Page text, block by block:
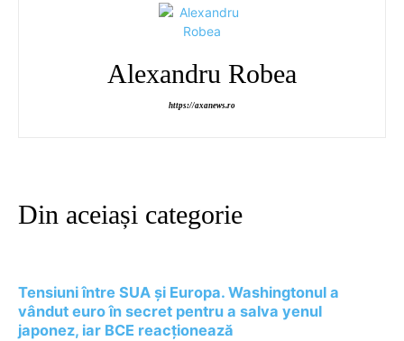
Alexandru Robea
https://axanews.ro
Din aceiași categorie
Tensiuni între SUA și Europa. Washingtonul a
vândut euro în secret pentru a salva yenul
japonez, iar BCE reacționează